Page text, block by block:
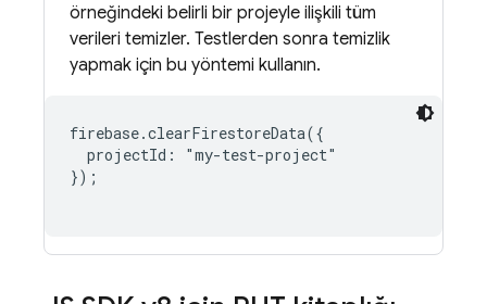
örneğindeki belirli bir projeyle ilişkili tüm
verileri temizler. Testlerden sonra temizlik
yapmak için bu yöntemi kullanın.
firebase.clearFirestoreData({
  projectId: "my-test-project"
});